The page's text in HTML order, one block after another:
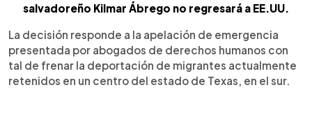
salvadoreño Kilmar Ábrego no regresará a EE.UU.
La decisión responde a la apelación de emergencia
presentada por abogados de derechos humanos con
tal de frenar la deportación de migrantes actualmente
retenidos en un centro del estado de Texas, en el sur.